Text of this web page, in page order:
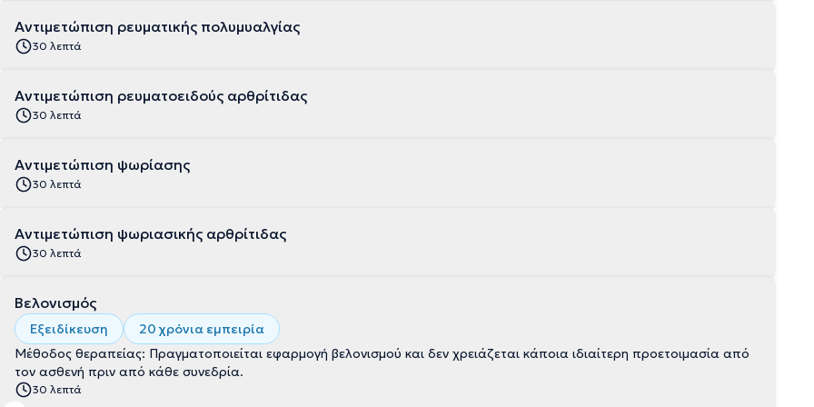
Αντιμετώπιση ρευματικής πολυμυαλγίας
30 λεπτά
Αντιμετώπιση ρευματοειδούς αρθρίτιδας
30 λεπτά
Αντιμετώπιση ψωρίασης
30 λεπτά
Αντιμετώπιση ψωριασικής αρθρίτιδας
30 λεπτά
Βελονισμός
Εξειδίκευση
20 χρόνια εμπειρία
Μέθοδος θεραπείας: Πραγματοποιείται εφαρμογή βελονισμού και δεν χρειάζεται κάποια ιδιαίτερη προετοιμασία από
τον ασθενή πριν από κάθε συνεδρία.
30 λεπτά